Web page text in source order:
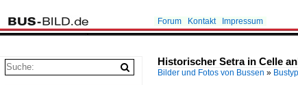
Forum Kontakt Impressum
Historischer Setra in Celle
Bilder und Fotos von Bussen »